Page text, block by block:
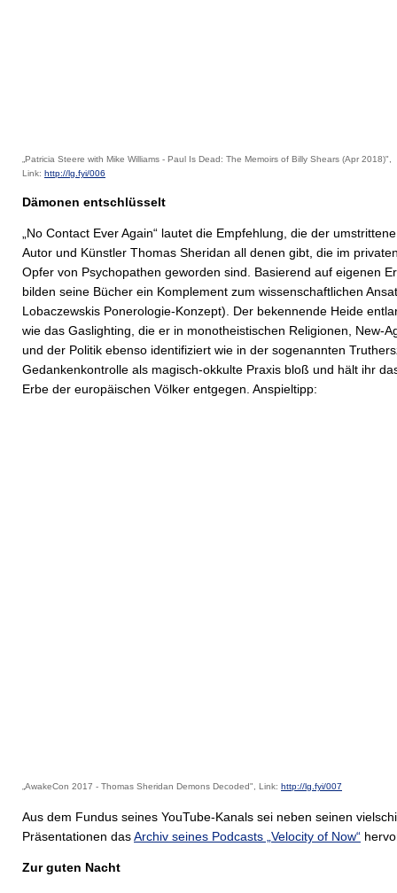
„Patricia Steere with Mike Williams - Paul Is Dead: The Memoirs of Billy Shears (Apr 2018)",
Link: http://lg.fyi/006
Dämonen entschlüsselt
„No Contact Ever Again“ lautet die Empfehlung, die der
Autor und Künstler Thomas Sheridan all denen gibt, die im
Opfer von Psychopathen geworden sind. Basierend auf eigenen
bilden seine Bücher ein Komplement zum wissenschaftlichen
Lobaczewskis Ponerologie-Konzept). Der bekennende Heide
wie das Gaslighting, die er in monotheistischen Religionen, New-
und der Politik ebenso identifiziert wie in der sogenannten
Gedankenkontrolle als magisch-okkulte Praxis bloß und hält ihr
Erbe der europäischen Völker entgegen. Anspieltipp:
„AwakeCon 2017 - Thomas Sheridan Demons Decoded", Link: http://lg.fyi/007
Aus dem Fundus seines YouTube-Kanals sei neben seinen
Präsentationen dasArchiv seines Podcasts „Velocity of Now“
Zur guten Nacht